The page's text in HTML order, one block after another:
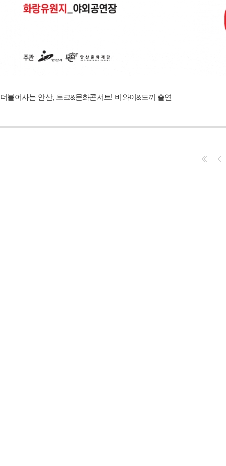
더불어사는 안산, 토크&문화콘서트! 비와이&도끼 출연